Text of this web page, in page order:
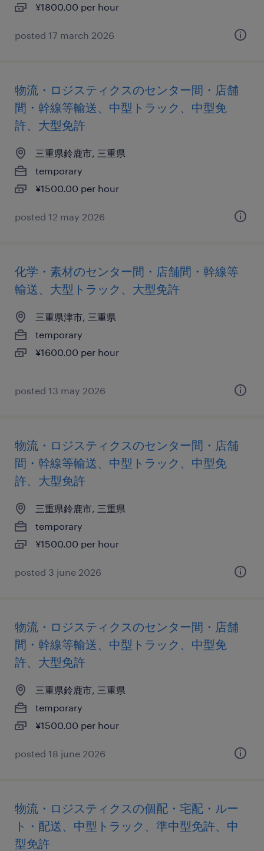
¥1800.00 per hour
posted 17 march 2026
物流・ロジスティクスのセンター間・店舗
間・幹線等輸送、中型トラック、中型免
許、大型免許
三重県鈴鹿市, 三重県
temporary
¥1500.00 per hour
posted 12 may 2026
化学・素材のセンター間・店舗間・幹線等
輸送、大型トラック、大型免許
三重県津市, 三重県
temporary
¥1600.00 per hour
posted 13 may 2026
物流・ロジスティクスのセンター間・店舗
間・幹線等輸送、中型トラック、中型免
許、大型免許
三重県鈴鹿市, 三重県
temporary
¥1500.00 per hour
posted 3 june 2026
物流・ロジスティクスのセンター間・店舗
間・幹線等輸送、中型トラック、中型免
許、大型免許
三重県鈴鹿市, 三重県
temporary
¥1500.00 per hour
posted 18 june 2026
物流・ロジスティクスの個配・宅配・ルー
ト・配送、中型トラック、準中型免許、中
型免許